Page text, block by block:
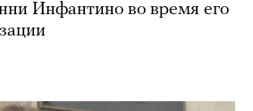
Инфантино во время его